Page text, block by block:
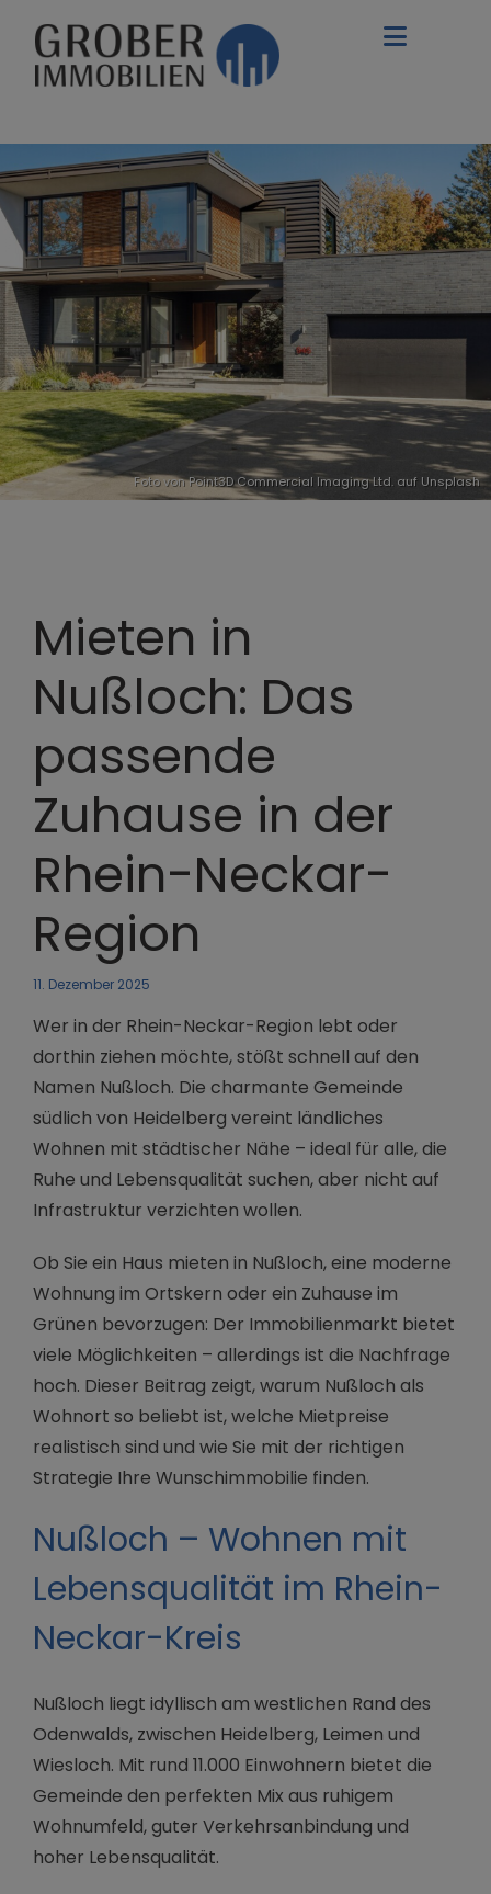
Foto von Point3D Commercial Imaging Ltd. auf Unsplash
Mieten in
Nußloch: Das
passende
Zuhause in der
Rhein-Neckar-
Region
11. Dezember 2025
Wer in der Rhein-Neckar-Region lebt oder
dorthin ziehen möchte, stößt schnell auf den
Namen Nußloch. Die charmante Gemeinde
südlich von Heidelberg vereint ländliches
Wohnen mit städtischer Nähe – ideal für alle, die
Ruhe und Lebensqualität suchen, aber nicht auf
Infrastruktur verzichten wollen.
Ob Sie ein Haus mieten in Nußloch, eine moderne
Wohnung im Ortskern oder ein Zuhause im
Grünen bevorzugen: Der Immobilienmarkt bietet
viele Möglichkeiten – allerdings ist die Nachfrage
hoch. Dieser Beitrag zeigt, warum Nußloch als
Wohnort so beliebt ist, welche Mietpreise
realistisch sind und wie Sie mit der richtigen
Strategie Ihre Wunschimmobilie finden.
Nußloch – Wohnen mit
Lebensqualität im Rhein-
Neckar-Kreis
Nußloch liegt idyllisch am westlichen Rand des
Odenwalds, zwischen Heidelberg, Leimen und
Wiesloch. Mit rund 11.000 Einwohnern bietet die
Gemeinde den perfekten Mix aus ruhigem
Wohnumfeld, guter Verkehrsanbindung und
hoher Lebensqualität.